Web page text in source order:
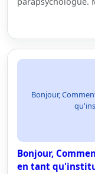
Bonjour,
Bonjour,
en tant